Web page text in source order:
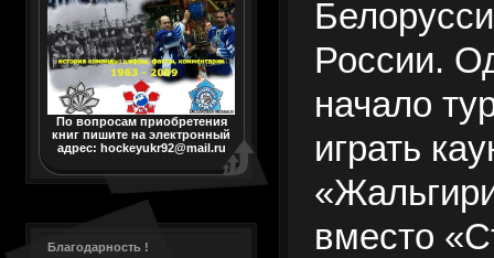
По вопросам приобретения
книг пишите на электронный
адрес: hockeyukr92@mail.ru
Благодарность !
России.
начало
играть
вместо